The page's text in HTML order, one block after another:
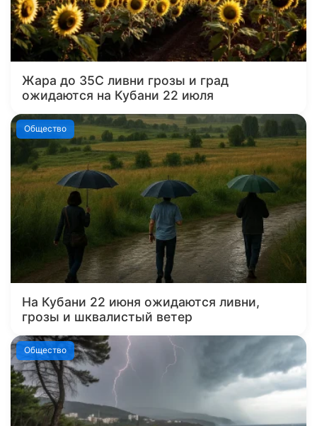
Жара до 35С ливни грозы и град
ожидаются на Кубани 22 июля
Общество
На Кубани 22 июня ожидаются ливни,
грозы и шквалистый ветер
Общество